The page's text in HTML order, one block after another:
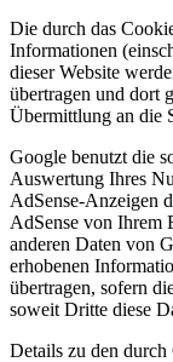
Die durch das
Informationen
dieser Website
übertragen und dort
Übermittlung an die
Google benutzt die
Auswertung Ihres
AdSense-Anzeigen
AdSense von Ihrem
anderen Daten von
erhobenen
übertragen, sofern
soweit Dritte diese
Details zu den durch